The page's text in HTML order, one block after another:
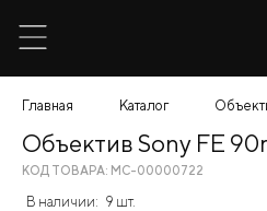
Главная Каталог
Объектив Sony FE
КОД ТОВАРА: МС-00000722
В наличии: 9 шт.